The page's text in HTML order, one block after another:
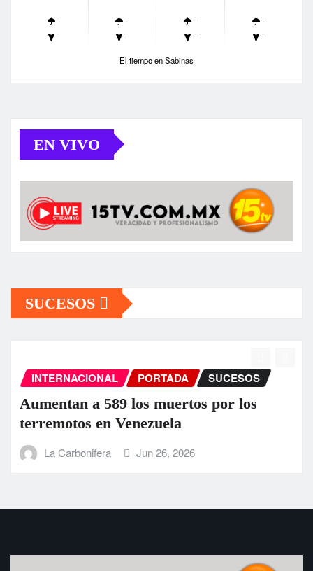
-
-
-
-
-
-
-
-
El tiempo en Sabinas
EN VIVO
SUCESOS
INTERNACIONAL PORTADA SUCESOS
Aumentan a 589 los muertos por los
terremotos en Venezuela
La Carbonifera Jun 26, 2026